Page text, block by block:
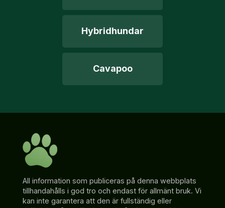
Hybridhundar
Cavapoo
All information som publiceras på denna webbplats
tillhandahålls i god tro och endast för allmänt bruk. Vi
kan inte garantera att den är fullständig eller